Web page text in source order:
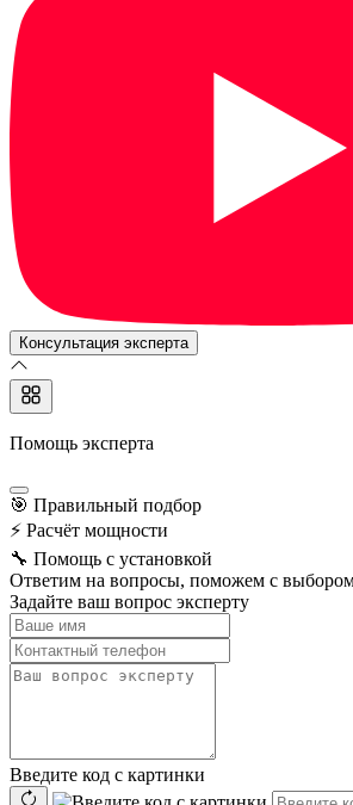
Консультация эксперта
Помощь эксперта
🎯 Правильный подбор
⚡ Расчёт мощности
🔧 Помощь с установкой
Ответим на вопросы, поможем с
Задайте ваш вопрос эксперту
Введите код с картинки